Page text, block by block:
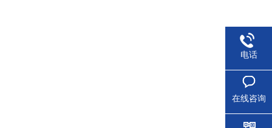
电话
在线咨询